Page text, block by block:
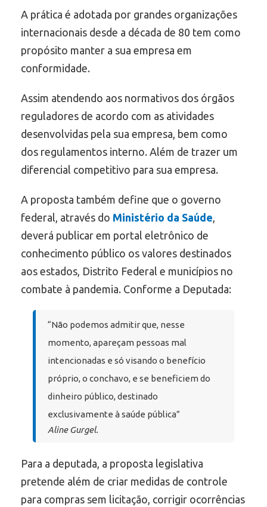
A prática é adotada por grandes organizações
internacionais desde a década de 80 tem como
propósito manter a sua empresa em
conformidade.
Assim atendendo aos normativos dos órgãos
reguladores de acordo com as atividades
desenvolvidas pela sua empresa, bem como
dos regulamentos interno. Além de trazer um
diferencial competitivo para sua empresa.
A proposta também define que o governo
federal, através do Ministério da Saúde,
deverá publicar em portal eletrônico de
conhecimento público os valores destinados
aos estados, Distrito Federal e municípios no
combate à pandemia. Conforme a Deputada:
“Não podemos admitir que, nesse
momento, apareçam pessoas mal
intencionadas e só visando o benefício
próprio, o conchavo, e se beneficiem do
dinheiro público, destinado
exclusivamente à saúde pública”
Aline Gurgel.
Para a deputada, a proposta legislativa
pretende além de criar medidas de controle
para compras sem licitação, corrigir ocorrências